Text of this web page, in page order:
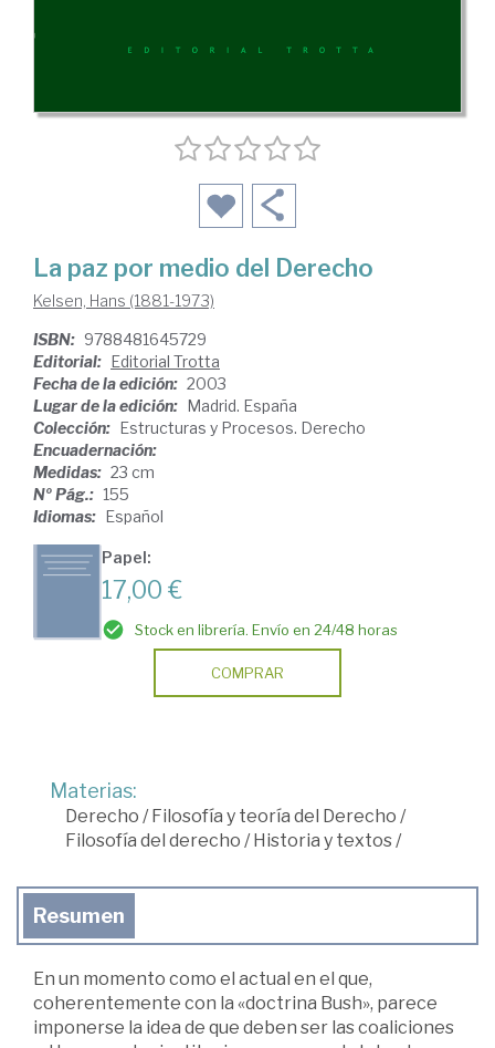
La paz por medio del Derecho
Kelsen, Hans (1881-1973)
ISBN: 9788481645729
Editorial: Editorial Trotta
Fecha de la edición: 2003
Lugar de la edición: Madrid. España
Colección: Estructuras y Procesos. Derecho
Encuadernación:
Medidas: 23 cm
Nº Pág.: 155
Idiomas: Español
Papel:
17,00 €
Stock en librería. Envío en 24/48 horas
COMPRAR
Materias:
Derecho /Filosofía y teoría del Derecho /
Filosofía del derecho /Historia y textos /
Resumen
En un momento como el actual en el que,
coherentemente con la «doctrina Bush», parece
imponerse la idea de que deben ser las coaliciones